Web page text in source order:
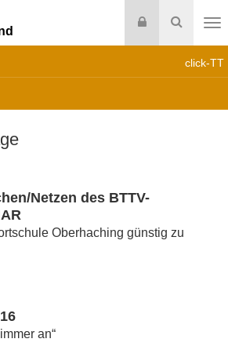
Suche
Login
click-TT
Netzen des BTTV-
Oberhaching günstig zu
an“